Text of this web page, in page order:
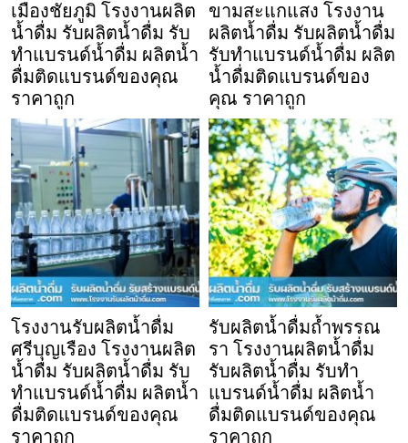
เมืองชัยภูมิ โรงงานผลิต
น้ำดื่ม รับผลิตน้ำดื่ม รับ
ทำแบรนด์น้ำดื่ม ผลิตน้ำ
ดื่มติดแบรนด์ของคุณ
ราคาถูก
ขามสะแกแสง โรงงาน
ผลิตน้ำดื่ม รับผลิตน้ำดื่ม
รับทำแบรนด์น้ำดื่ม ผลิต
น้ำดื่มติดแบรนด์ของ
คุณ ราคาถูก
โรงงานรับผลิตน้ำดื่ม
ศรีบุญเรือง โรงงานผลิต
น้ำดื่ม รับผลิตน้ำดื่ม รับ
ทำแบรนด์น้ำดื่ม ผลิตน้ำ
ดื่มติดแบรนด์ของคุณ
ราคาถูก
รับผลิตน้ำดื่มถ้ำพรรณ
รา โรงงานผลิตน้ำดื่ม
รับผลิตน้ำดื่ม รับทำ
แบรนด์น้ำดื่ม ผลิตน้ำ
ดื่มติดแบรนด์ของคุณ
ราคาถูก